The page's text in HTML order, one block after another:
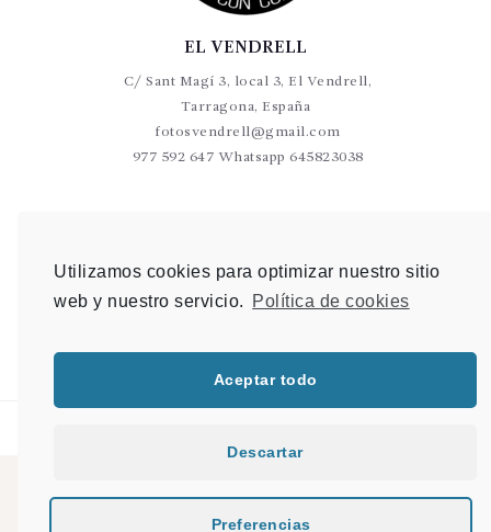
Utilizamos cookies para optimizar nuestro sitio
web y nuestro servicio.
Política de cookies
Aceptar todo
Descartar
Preferencias
EL VENDRELL
C/ Sant Magí 3, local 3, El Vendrell,
Tarragona, España
fotosvendrell@gmail.com
977 592 647 Whatsapp 645823038
photovalls@gmail.com
977 600 904 Whatsapp 648 907 489